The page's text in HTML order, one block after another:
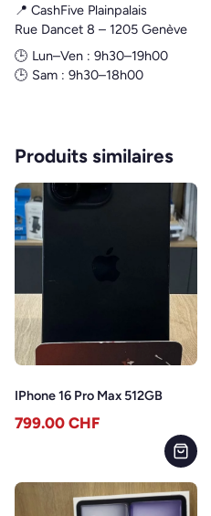
📍 CashFive Plainpalais
Rue Dancet 8 – 1205 Genève
🕒 Lun–Ven : 9h30–19h00
🕒 Sam : 9h30–18h00
Produits similaires
IPhone 16 Pro Max 512GB
799.00 CHF